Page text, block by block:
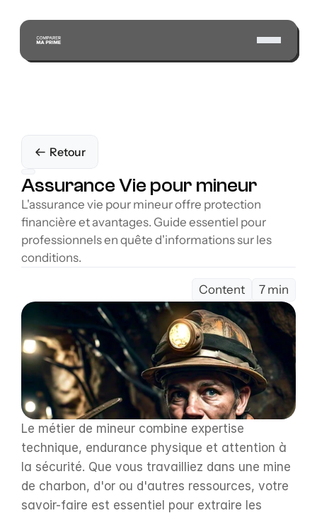
Retour
Assurance Vie pour mineur
L'assurance vie pour mineur offre protection
financière et avantages. Guide essentiel pour
professionnels en quête d'informations sur les
conditions.
Content 7 min
Le métier de mineur combine expertise
technique, endurance physique et attention à
la sécurité. Que vous travailliez dans une mine
de charbon, d'or ou d'autres ressources, votre
savoir-faire est essentiel pour extraire les